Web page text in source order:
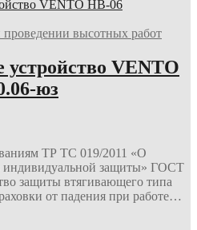
высотных работ
VENTO
юз
ТР ТС 019/2011 «О
индивидуальной защиты» ГОСТ
защиты втягивающего типа
от падения при работе…